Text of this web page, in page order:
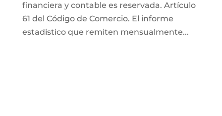
financiera y contable es reservada. Artículo
61 del Código de Comercio. El informe
estadistico que remiten mensualmente...